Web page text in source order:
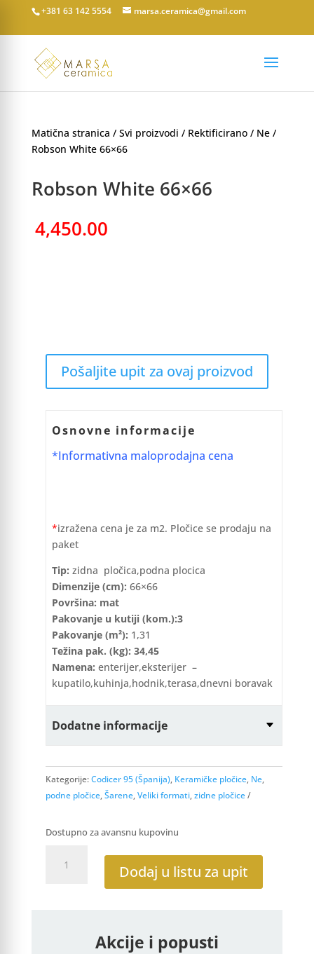
+381 63 142 5554 marsa.ceramica@gmail.com
Matična stranica / Svi proizvodi / Rektificirano/ Ne/
Robson White 66×66
Robson White 66×66
4,450.00
Pošaljite upit za ovaj proizvod
Osnovne informacije
*Informativna maloprodajna cena
*izražena cena je za m2. Pločice se prodaju na
paket
Tip: zidna pločica,podna plocica
Dimenzije (cm): 66×66
Površina: mat
Pakovanje u kutiji (kom.):3
Pakovanje (m²): 1,31
Težina pak. (kg): 34,45
Namena: enterijer,eksterijer –
kupatilo,kuhinja,hodnik,terasa,dnevni boravak
Dodatne informacije
Kategorije:Codicer 95 (Španija), Keramičke pločice, Ne,
podne pločice,Šarene,Veliki formati,zidne pločice
Dostupno za avansnu kupovinu
White
Dodaj u listu za upit
Akcije i popusti